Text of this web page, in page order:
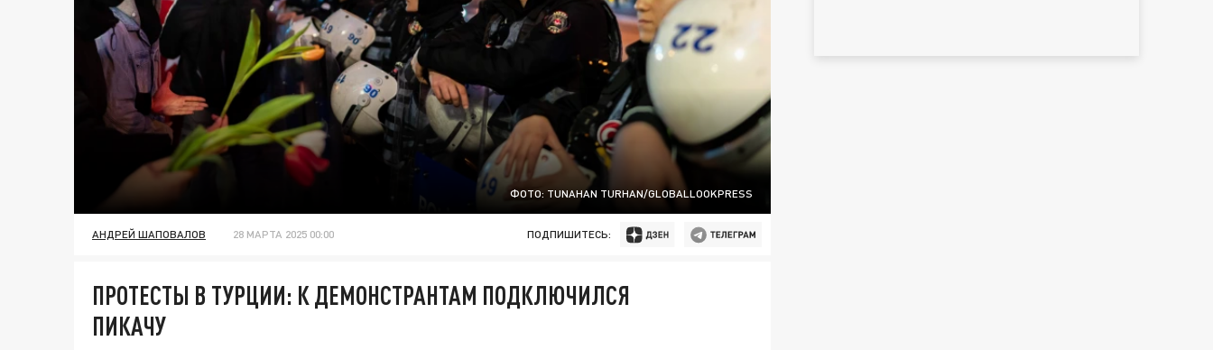
ФОТО: TUNAHAN TURHAN/GLOBALLOOKPRESS
АНДРЕЙ ШАПОВАЛОВ 28 МАРТА 2025 00:00 ПОДПИШИТЕСЬ:
ПРОТЕСТЫ В ТУРЦИИ: К ДЕМОНСТРАНТАМ ПОДКЛЮЧИЛСЯ
ПИКАЧУ